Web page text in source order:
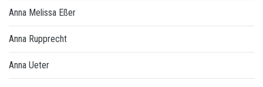
Anna Melissa Eßer
Anna Rupprecht
Anna Ueter